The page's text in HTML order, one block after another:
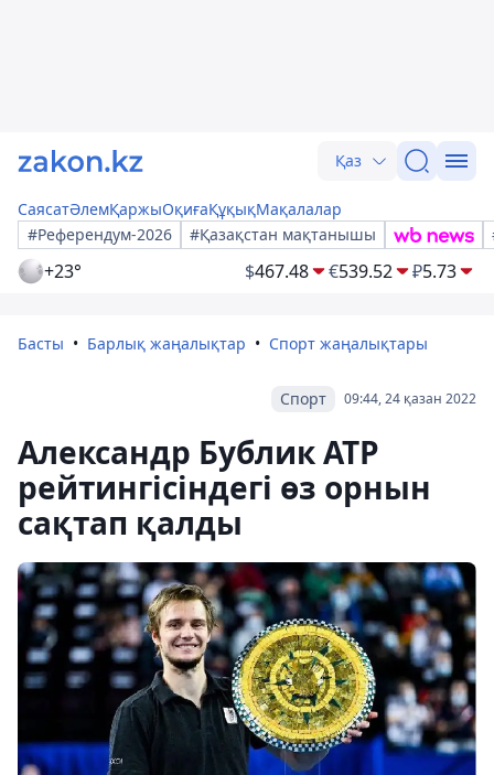
Қаз
СаясатӘлемҚаржыОқиғаҚұқықМақалалар
#Референдум-2026
#Қазақстан мақтанышы
+23° $467.48 €539.52 ₽5.73
Басты Барлық жаңалықтар Спорт жаңалықтары
09:44, 24 қазан 2022
Спорт
Александр Бублик ATP
рейтингісіндегі өз орнын
сақтап қалды